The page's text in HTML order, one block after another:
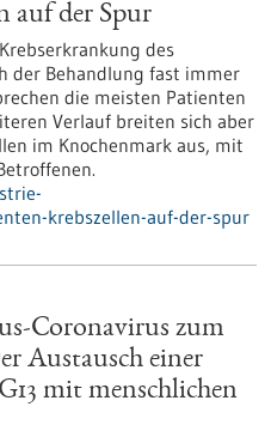
auf der Spur
des
der Behandlung fast immer
die meisten Patienten
Verlauf breiten sich aber
im Knochenmark aus, mit
krebszellen-auf-der-spur
Coronavirus zum
Austausch einer
mit menschlichen